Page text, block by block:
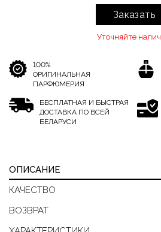
Заказать
Уточняйте
100%
ОРИГИНАЛЬНАЯ
ПАРФЮМЕРИЯ
БЕСПЛАТНАЯ И БЫСТРАЯ
ДОСТАВКА ПО ВСЕЙ
БЕЛАРУСИ
ОПИСАНИЕ
КАЧЕСТВО
ВОЗВРАТ